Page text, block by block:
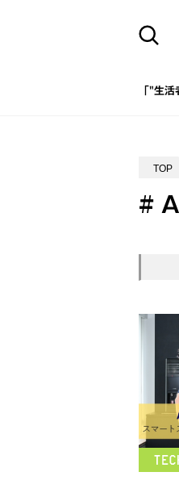
「"生
TOP
#